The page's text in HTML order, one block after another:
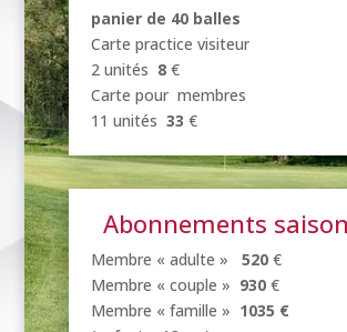
panier de 40 balles
Carte practice visiteur
2 unités 8 €
Carte pour membres
11 unités33 €
Abonnements
Membre « adulte »520 €
Membre « couple » 930€
Membre « famille » 1035 €